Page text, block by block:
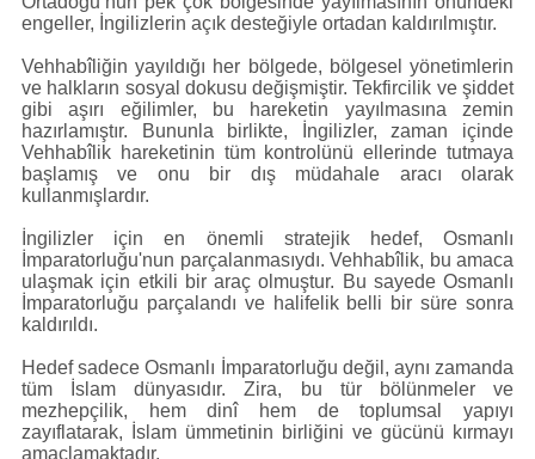
engeller, İngilizlerin açık desteğiyle ortadan kaldırılmıştır.
Vehhabîliğin yayıldığı her bölgede, bölgesel yönetimlerin
ve halkların sosyal dokusu değişmiştir. Tekfircilik ve şiddet
gibi aşırı eğilimler, bu hareketin yayılmasına zemin
hazırlamıştır. Bununla birlikte, İngilizler, zaman içinde
Vehhabîlik hareketinin tüm kontrolünü ellerinde tutmaya
başlamış ve onu bir dış müdahale aracı olarak
kullanmışlardır.
İngilizler için en önemli stratejik hedef, Osmanlı
İmparatorluğu'nun parçalanmasıydı. Vehhabîlik, bu amaca
ulaşmak için etkili bir araç olmuştur. Bu sayede Osmanlı
İmparatorluğu parçalandı ve halifelik belli bir süre sonra
kaldırıldı.
Hedef sadece Osmanlı İmparatorluğu değil, aynı zamanda
tüm İslam dünyasıdır. Zira, bu tür bölünmeler ve
mezhepçilik, hem dinî hem de toplumsal yapıyı
zayıflatarak, İslam ümmetinin birliğini ve gücünü kırmayı
amaçlamaktadır.